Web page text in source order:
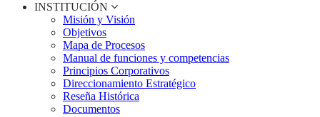
INSTITUCIÓN
Misión y Visión
Objetivos
Mapa de Procesos
Manual de funciones y competencias
Principios Corporativos
Direccionamiento Estratégico
Reseña Histórica
Documentos